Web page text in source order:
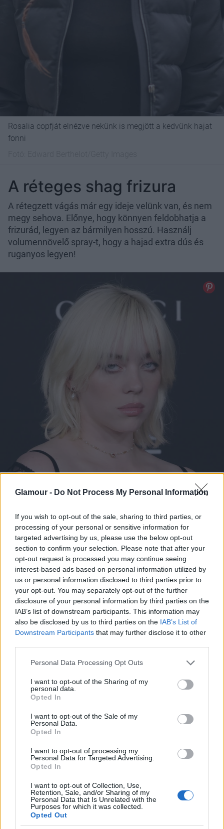
Glamour - Do Not Process My Personal Information
If you wish to opt-out of the sale, sharing to third parties, or
processing of your personal or sensitive information for
targeted advertising by us, please use the below opt-out
section to confirm your selection. Please note that after your
opt-out request is processed you may continue seeing
interest-based ads based on personal information utilized by
us or personal information disclosed to third parties prior to
your opt-out. You may separately opt-out of the further
disclosure of your personal information by third parties on the
IAB’s list of downstream participants. This information may
also be disclosed by us to third parties on the IAB’s List of
Downstream Participants that may further disclose it to other
Please note that this website/app uses one or more Google
not limited to your visit or usage behaviour. You may click to
grant or deny consent to Google and its third-party tags to
use your data for below specified purposes in below Google
consent section.
Personal Data Processing Opt Outs
I want to opt-out of the Sharing of my
personal data.
Opted In
I want to opt-out of the Sale of my
Personal Data.
Opted In
I want to opt-out of processing my
Personal Data for Targeted Advertising.
Opted In
I want to opt-out of Collection, Use,
Retention, Sale, and/or Sharing of my
Personal Data that Is Unrelated with the
Purposes for which it was collected.
Opted Out
Rosalia copfját elnézve nekünk is megjött a kedvünk hajat
fonni
A réteges shag frizura
A rétegzett vágás már egy ideje velünk van, és nem
megy sehova. Előnye, hogy könnyen feldobhatja a
frizurád, legyen az bármilyen hosszú. Használj
volumennövelő spray-t, hogy a hajad extra dús és
ruganyos legyen!
Emlékeztek Billie Eilish rétegzett hajára?
Fotó:Taylor Hill/Getty Images
Hailey Bieber új hajszínre váltott,